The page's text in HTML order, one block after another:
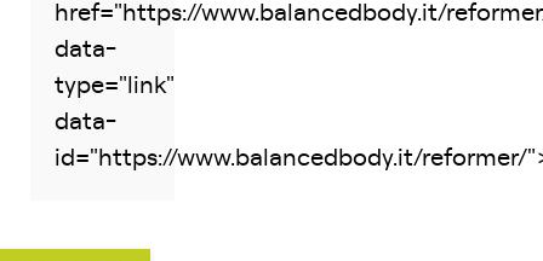
href="https://www.balancedbody.it/
data-
type="link"
data-
id="https://www.balancedbody.it/reformer/